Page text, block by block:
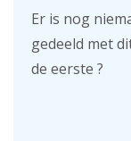
Er is nog
gedeeld met
de eerste ?